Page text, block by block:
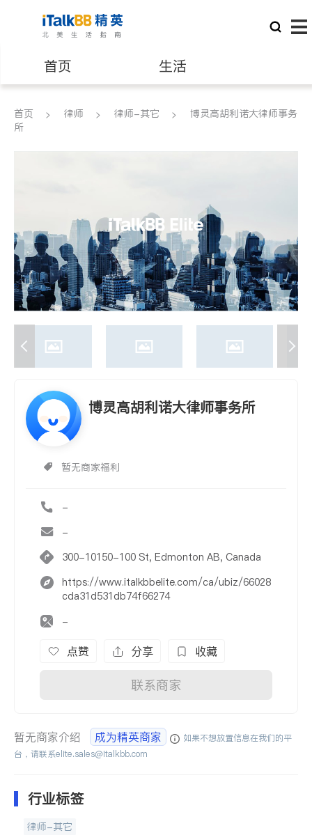
首页 生活
医生 律师
建筑装修
首页 律师 律师-其它
博灵高胡利诺大律师事务
所
博灵高胡利诺大律师事务所
暂无商家福利
-
-
300-10150-100 St, Edmonton AB, Canada
https://www.italkbbelite.com/ca/ubiz/66028
cda31d531db74f66274
-
点赞 分享 收藏
联系商家
暂无商家介绍 成为精英商家
如果不想放置信息在我们的平
台，请联系elite.sales@italkbb.com
行业标签
律师-其它